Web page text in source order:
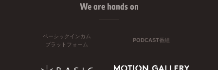
We are hands on
ベーシックインカム
プラットフォーム
PODCAST番組